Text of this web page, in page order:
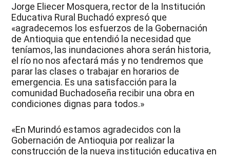
Jorge Eliecer Mosquera, rector de la Institución
Educativa Rural Buchadó expresó que
«agradecemos los esfuerzos de la Gobernación
de Antioquia que entendió la necesidad que
teníamos, las inundaciones ahora serán historia,
el río no nos afectará más y no tendremos que
parar las clases o trabajar en horarios de
emergencia. Es una satisfacción para la
comunidad Buchadoseña recibir una obra en
condiciones dignas para todos.»
«En Murindó estamos agradecidos con la
Gobernación de Antioquia por realizar la
construcción de la nueva institución educativa en